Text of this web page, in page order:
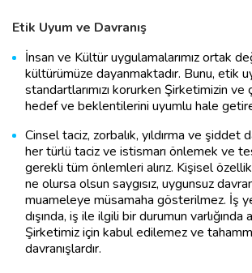
Etik Uyum ve Davranış
İnsan ve Kültür uygulamalarımız ortak
kültürümüze dayanmaktadır. Bunu, etik
standartlarımızı korurken Şirketimizin ve
hedef ve beklentilerini uyumlu hale
Cinsel taciz, zorbalık, yıldırma ve şiddet
her türlü taciz ve istismarı önlemek ve
gerekli tüm önlemleri alırız. Kişisel
ne olursa olsun saygısız, uygunsuz
muameleye müsamaha gösterilmez. İş
dışında, iş ile ilgili bir durumun varlığında
Şirketimiz için kabul edilemez ve
davranışlardır.